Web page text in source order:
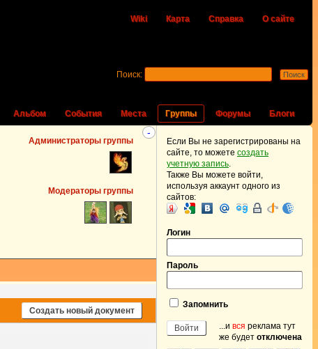
Wiki Карта Справка О сайте
Альбом События Места Группы Форумы Блоги
Поиск:
-
Администраторы группы
Модераторы группы
Создать новый документ
Если Вы не зарегистрированы на
сайте, то можете создать
учетную запись.
Также Вы можете войти,
используя аккаунт одного из
сайтов:
Логин
Пароль
Запомнить
...и вся реклама тут
же будет отключена